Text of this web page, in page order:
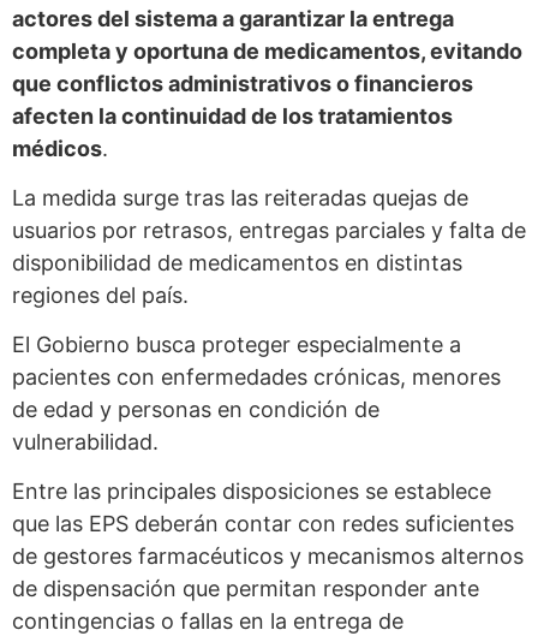
actores del sistema a garantizar la entrega
completa y oportuna de medicamentos, evitando
que conflictos administrativos o financieros
afecten la continuidad de los tratamientos
médicos.
La medida surge tras las reiteradas quejas de
usuarios por retrasos, entregas parciales y falta de
disponibilidad de medicamentos en distintas
regiones del país.
El Gobierno busca proteger especialmente a
pacientes con enfermedades crónicas, menores
de edad y personas en condición de
vulnerabilidad.
Entre las principales disposiciones se establece
que las EPS deberán contar con redes suficientes
de gestores farmacéuticos y mecanismos alternos
de dispensación que permitan responder ante
contingencias o fallas en la entrega de